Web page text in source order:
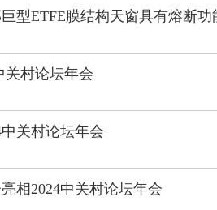
型ETFE膜结构天窗具有熔断功
关村论坛年会
关村论坛年会
相2024中关村论坛年会